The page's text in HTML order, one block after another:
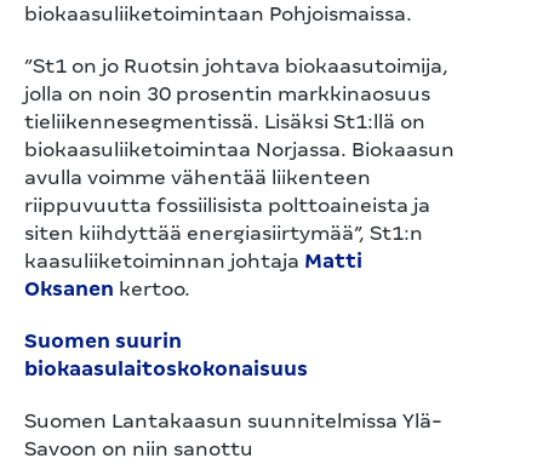
biokaasuliiketoimintaan Pohjoismaissa.
”St1 on jo Ruotsin johtava biokaasutoimija,
jolla on noin 30 prosentin markkinaosuus
tieliikennesegmentissä. Lisäksi St1:llä on
biokaasuliiketoimintaa Norjassa. Biokaasun
avulla voimme vähentää liikenteen
riippuvuutta fossiilisista polttoaineista ja
siten kiihdyttää energiasiirtymää”, St1:n
kaasuliiketoiminnan johtaja Matti
Oksanen kertoo.
Suomen suurin
biokaasulaitoskokonaisuus
Suomen Lantakaasun suunnitelmissa Ylä-
Savoon on niin sanottu